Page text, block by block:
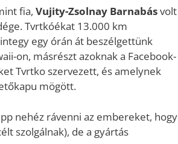
fia, Vujity-Zsolnay Barnabásvolt
Tvrtkóékat 13.000 km
egy órán át beszélgettünk
on, másrészt azoknak a Facebook-
Tvrtko szervezett, és amelynek
mögött.
nehéz rávenni az embereket, hogy
szolgálnak), de a gyártás